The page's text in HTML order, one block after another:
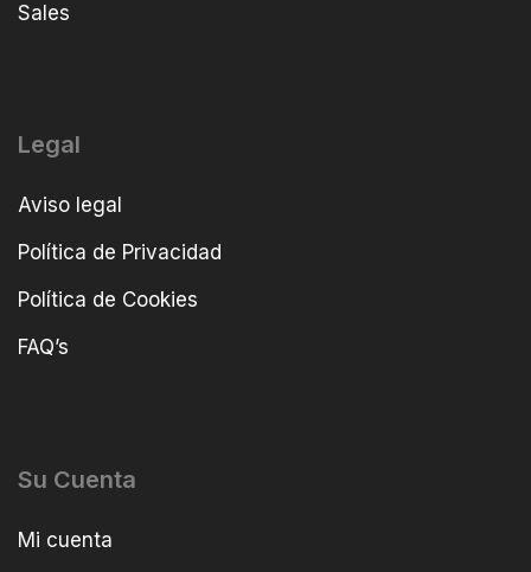
Sales
Legal
Aviso legal
Política de Privacidad
Política de Cookies
FAQ’s
Su Cuenta
Mi cuenta